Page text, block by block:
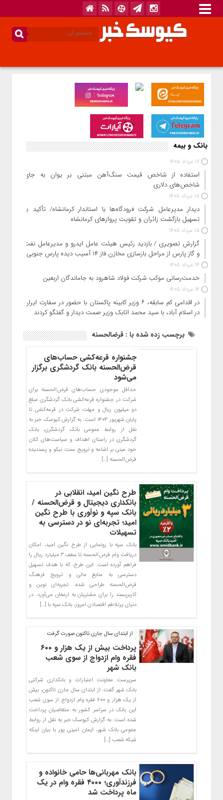
بانک و بیمه
16 مرداد 1405
استفاده از شاخص قیمت سنگ‌آهن مبتنی بر یوان به جای
شاخص‌های دلاری
15 مرداد 1405
دیدار مدیرعامل شرکت فرودگاه‌ها با استاندار کرمانشاه/ تأکید بر
تسهیل بازگشت زائران و تقویت پروازهای کرمانشاه
15 مرداد 1405
گزارش تصویری / بازدید رئیس هیئت عامل ایدرو و مدیرعامل نفت
و گاز پارس از مراحل بازسازی مخازن فاز ۱۴ آسیب دیده پارس جنوبی
14 مرداد 1405
خدمت‌رسانی موکب شرکت فولاد شاهرود به جاماندگان اربعین
14 مرداد 1405
در اقدامی کم سابقه، ۶ وزیر کابینه پاکستان با حضور در سفارت ایران
در اسلام آباد، با سید محمد اتابک وزیر صمت دیدار و گفتگو کردند
برچسب زده شده با : قرضالحسنه
جشنواره قرعه‌کشی حساب‌های
قر‌ض‌الحسنه بانک گردشگری برگزار
می‌شود
حداقل موجودی حساب‌های قرض‌الحسنه برای
شرکت در جشنواره قرعه‌کشی بانک گردشگری مبلغ
دو میلیون ریال و مهلت شرکت در قرعه‌کشی تا
پایان شهریور ۱۴۰۳ است. به گزارش کیوسک خبر به
نقل از روابط عمومی بانک گردشگری، بانک
گردشگری در راستای اهداف و سیاست‌های کلان
خود مبنی بر اشاعه و ترویج سنت نیکو و پسندیده
قرض‌الحسنه […]
طرح نگین امید، انقلابی در
بانکداری دیجیتال و قرض‌الحسنه /
بانک سپه و نوآوری با طرح نگین
امید؛ تجربه‌ای نو در دسترسی به
تسهیلات
بانک سپه با رونمایی از طرح نگین امید، امکان
دریافت وام قرض‌الحسنه تا سقف ۳ میلیارد ریال را
فراهم آورده است. این طرح، که با هدف تسهیل
دسترسی به منابع مالی و ترویج فرهنگ
قرض‌الحسنه طراحی شده، تجربه‌ای نوین و
کاربرپسند را برای مشتریان به ارمغان می‌آورد. در
دنیای پرتلاطم اقتصادی امروز، بانک سپه با […]
از ابتدای سال جاری تاکنون صورت گرفت
پرداخت بیش از یک هزار و ۶۰۰
فقره وام ازدواج از سوی شعب
بانک شهر
سرپرست معاونت اعتبارات و بانکداری شرکتی
بانک شهر گفت: از ابتدای سال جاری تاکنون، بیش
از یک هزار و ۶۰۰ فقره وام ازدواج از سوی شعب
این بانک در سراسر کشور به متقاضیان پرداخت
شده است. به گزارش کیوسک خبر به نقل از روابط
عمومی بانک شهر، ایمان امینی پور با بیان اینکه
شبکه شعب […]
بانک مهربانی‌ها حامی خانواده و
فرزندآوری؛ ۴۰۰۰ فقره وام در یک
ماه پرداخت شد